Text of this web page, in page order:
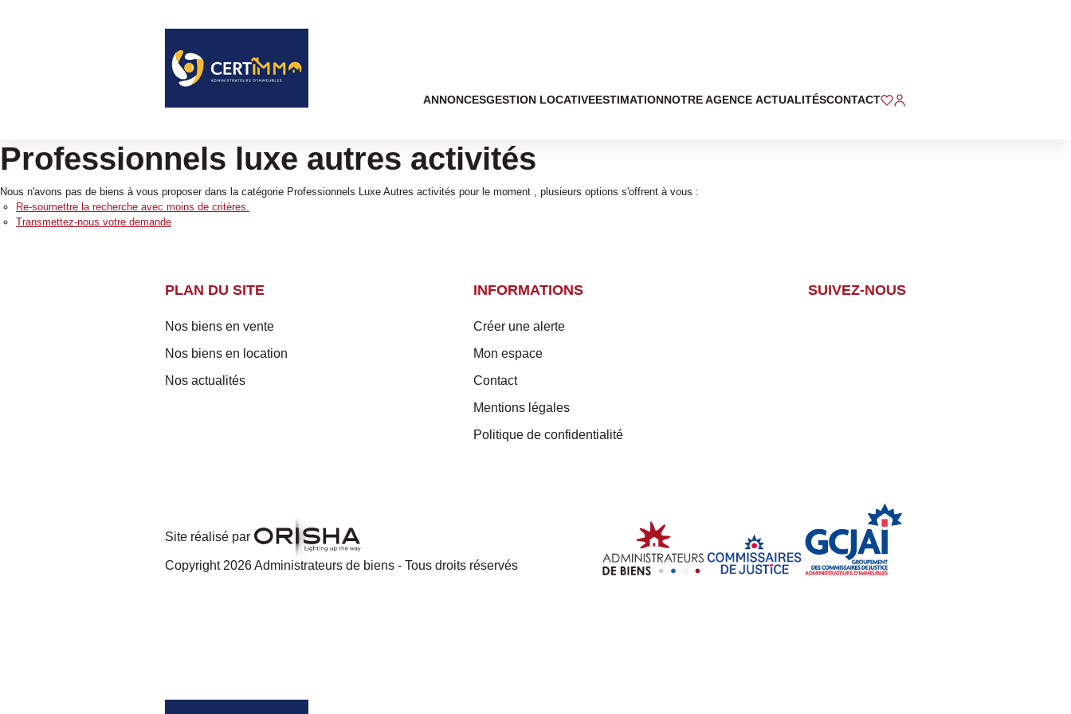
ANNONCESGESTION LOCATIVEESTIMATIONNOTRE ÉTUDE ACTUALITÉSCONTACT
Professionnels luxe autres activités
Nous n'avons pas de biens à vous proposer dans la catégorie Professionnels Luxe Autres activités pour le moment , plusieurs options s'offrent à vous :
Re-soumettre la recherche avec moins de critères.
Transmettez-nous votre demande
PLAN DU SITE
Nos biens en vente
Nos biens en location
Nos actualités
INFORMATIONS
Créer une alerte
Mon espace
Contact
Mentions légales
Politique de confidentialité
SUIVEZ-NOUS
Site réalisé par
Copyright 2026 Administrateurs de biens - Tous droits réservés